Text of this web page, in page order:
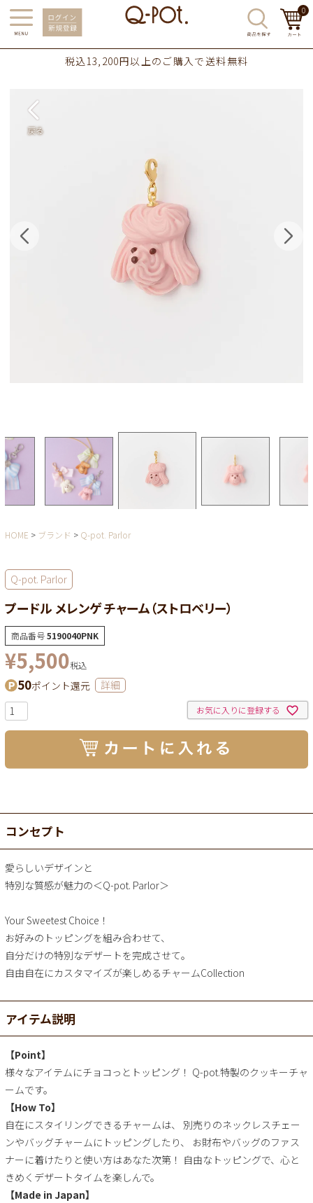
0
税込13,200円以上のご購入で送料無料
HOME ブランド Q-pot. Parlor
Q-pot. Parlor
プードル メレンゲ チャーム（ストロベリー）
商品番号5190040PNK
¥5,500税込
50ポイント還元 詳細
お気に入りに登録する
コンセプト
愛らしいデザインと
特別な質感が魅力の＜Q-pot. Parlor＞
Your Sweetest Choice！
お好みのトッピングを組み合わせて、
自分だけの特別なデザートを完成させて。
自由自在にカスタマイズが楽しめるチャームCollection
アイテム説明
【Point】
様々なアイテムにチョコっとトッピング！ Q-pot.特製のクッキーチャ
ームです。
【How To】
自在にスタイリングできるチャームは、 別売りのネックレスチェー
ンやバッグチャームにトッピングしたり、 お財布やバッグのファス
ナーに着けたりと使い方はあなた次第！ 自由なトッピングで、心と
きめくデザートタイムを楽しんで。
【Made in Japan】